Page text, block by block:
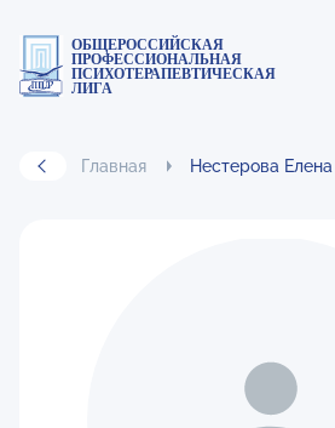
ОБЩЕРОССИЙСКАЯ
ПРОФЕССИОНАЛЬНАЯ
ПСИХОТЕРАПЕВТИЧЕСКАЯ
ЛИГА
Главная Нестерова